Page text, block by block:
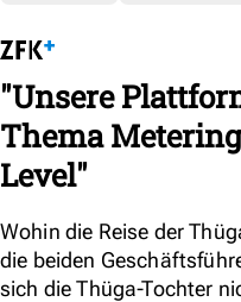
"Unsere
Thema
Level"
Wohin die Reise der
die beiden
sich die Thüga-Tochter